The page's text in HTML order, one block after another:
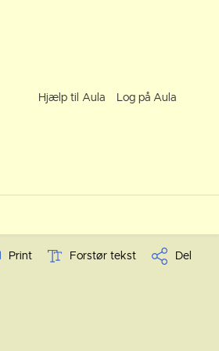
Hjælp til Aula Log på Aula
Print Forstør tekst Del